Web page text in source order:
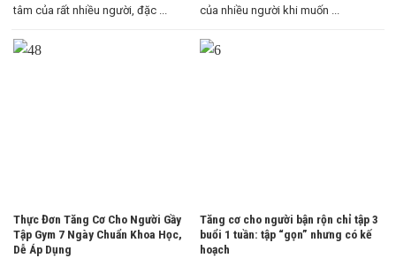
tâm của rất nhiều người, đặc ...
của nhiều người khi muốn ...
Thực Đơn Tăng Cơ Cho Người Gầy
Tập Gym 7 Ngày Chuẩn Khoa Học,
Dễ Áp Dụng
Tăng cơ cho người bận rộn chỉ tập 3
buổi 1 tuần: tập “gọn” nhưng có kế
hoạch